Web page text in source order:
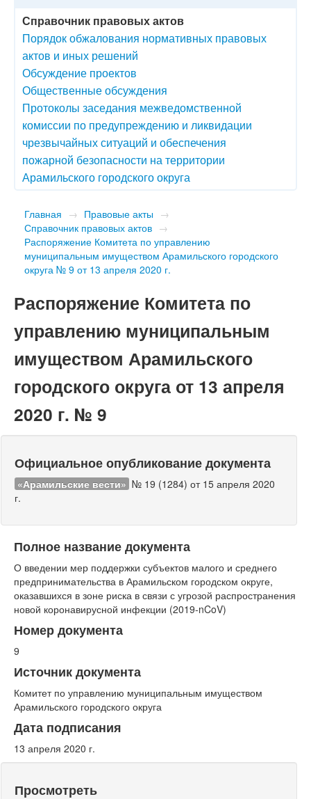
Справочник правовых актов
Порядок обжалования нормативных правовых
актов и иных решений
Обсуждение проектов
Общественные обсуждения
Протоколы заседания межведомственной
комиссии по предупреждению и ликвидации
чрезвычайных ситуаций и обеспечения
пожарной безопасности на территории
Арамильского городского округа
Главная → Правовые акты →
Справочник правовых актов →
Распоряжение Комитета по управлению
муниципальным имуществом Арамильского городского
округа № 9 от 13 апреля 2020 г.
Распоряжение Комитета по
управлению муниципальным
имуществом Арамильского
городского округа от 13 апреля
2020 г. № 9
Официальное опубликование документа
«Арамильские вести» № 19 (1284) от 15 апреля 2020
г.
Полное название документа
О введении мер поддержки субъектов малого и среднего
предпринимательства в Арамильском городском округе,
оказавшихся в зоне риска в связи с угрозой распространения
новой коронавирусной инфекции (2019-nCoV)
Номер документа
9
Источник документа
Комитет по управлению муниципальным имуществом
Арамильского городского округа
Дата подписания
13 апреля 2020 г.
Просмотреть